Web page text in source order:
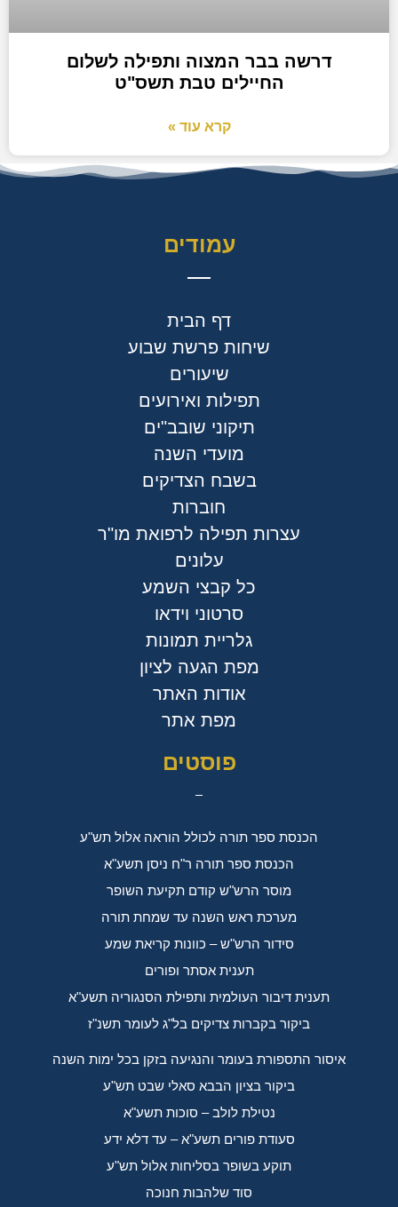
דרשה בבר המצוה ותפילה לשלום
החיילים טבת תשס"ט
קרא עוד »
עמודים
דף הבית
שיחות פרשת שבוע
שיעורים
תפילות ואירועים
תיקוני שובב"ים
מועדי השנה
בשבח הצדיקים
חוברות
עצרות תפילה לרפואת מו"ר
עלונים
כל קבצי השמע
סרטוני וידאו
גלריית תמונות
מפת הגעה לציון
אודות האתר
מפת אתר
פוסטים
הכנסת ספר תורה לכולל הוראה אלול תש"ע
הכנסת ספר תורה ר"ח ניסן תשע"א
מוסר הרש"ש קודם תקיעת השופר
מערכת ראש השנה עד שמחת תורה
סידור הרש"ש – כוונות קריאת שמע
תענית אסתר ופורים
תענית דיבור העולמית ותפילת הסנגוריה תשע"א
ביקור בקברות צדיקים בל"ג לעומר תשנ"ז
איסור התספורת בעומר והנגיעה בזקן בכל ימות השנה
ביקור בציון הבבא סאלי שבט תש"ע
נטילת לולב – סוכות תשע"א
סעודת פורים תשע"א – עד דלא ידע
תוקע בשופר בסליחות אלול תש"ע
סוד שלהבות חנוכה